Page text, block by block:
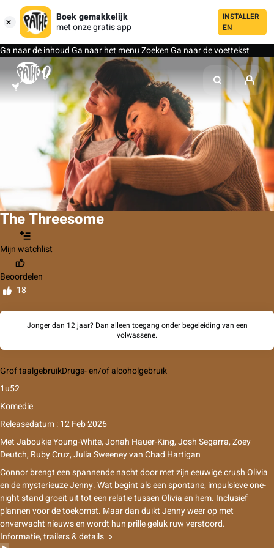
Boek gemakkelijk
met onze gratis app
INSTALLER
EN
Ga naar de inhoudGa naar het menuZoekenGa naar de voettekst
The Threesome
Mijn watchlist
Beoordelen
18
Jonger dan 12 jaar? Dan alleen toegang onder begeleiding van een
volwassene.
Grof taalgebruikDrugs- en/of alcoholgebruik
1u52
Komedie
Releasedatum : 12 Feb 2026
MetJaboukie Young-White, Jonah Hauer-King, Josh Segarra, Zoey
Deutch, Ruby Cruz, Julia SweeneyvanChad Hartigan
Connor brengt een spannende nacht door met zijn eeuwige crush Olivia
en de mysterieuze Jenny. Wat begint als een spontane, impulsieve one-
night stand groeit uit tot een relatie tussen Olivia en hem. Inclusief
plannen voor de toekomst. Maar dan duikt Jenny weer op met
onverwacht nieuws en wordt hun prille geluk ruw verstoord.
Informatie, trailers & details